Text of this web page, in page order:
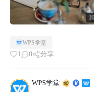
WPS学堂
1 0 分享
WPS学堂